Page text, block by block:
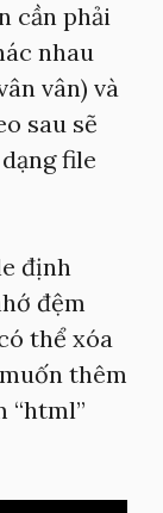
cần phải
nhau
vân) và
sau sẽ
file
định
đệm
thể xóa
thêm
“html”